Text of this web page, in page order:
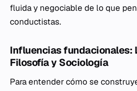
fluida y negociable de lo que
conductistas.
Influencias fundacionales:
Filosofía y Sociología
Para entender cómo se